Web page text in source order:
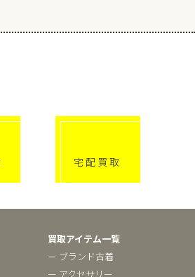
宅配買取
買取アイテム一覧
ー ブランド古着
ー アクセサリー